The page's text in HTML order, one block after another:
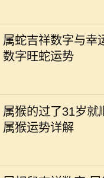
属蛇吉祥数字与幸
数字旺蛇运势
属猴的过了31岁就
属猴运势详解